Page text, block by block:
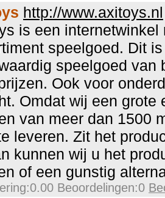
http://www.axitoys.nl
is een internetwinkel
speelgoed. Dit
speelgoed van
Ook voor
Omdat wij een grote
van meer dan 1500
leveren. Zit het
kunnen wij u het
of een gunstig
Beoordelingen:0